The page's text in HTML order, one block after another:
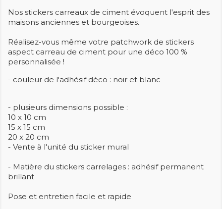
Nos stickers carreaux de ciment évoquent l'esprit des
maisons anciennes et bourgeoises.
Réalisez-vous même votre patchwork de stickers
aspect carreau de ciment pour une déco 100 %
personnalisée !
- couleur de l'adhésif déco : noir et blanc
- plusieurs dimensions possible :
10 x 10 cm
15 x 15 cm
20 x 20 cm
- Vente à l'unité du sticker mural
- Matière du stickers carrelages : adhésif permanent
brillant
Pose et entretien facile et rapide